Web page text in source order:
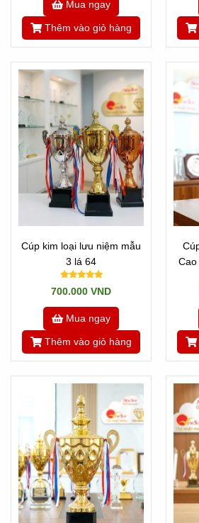
Mua ngay
Thêm vào giỏ hàng
Cúp kim loại lưu niệm mẫu
3 lá 64
700.000 VND
Mua ngay
Thêm vào giỏ hàng